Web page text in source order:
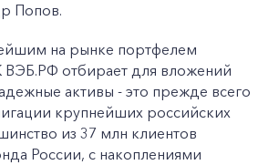
Попов.
на рынке портфелем
ВЭБ.РФ отбирает для вложений
активы - это прежде всего
крупнейших российских
из 37 млн клиентов
России, с накоплениями